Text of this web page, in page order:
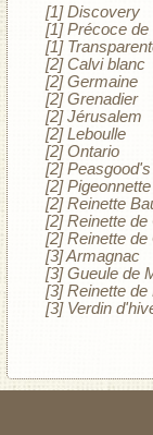
[1] Discovery
[1] Précoce de
[1]
[2] Calvi blanc
[2] Germaine
[2] Grenadier
[2] Jérusalem
[2] Leboulle
[2] Ontario
[2]
[2] Pigeonnette
[2] Reinette
[2] Reinette
[2] Reinette
[3] Armagnac
[3] Gueule de
[3] Reinette de
[3] Verdin